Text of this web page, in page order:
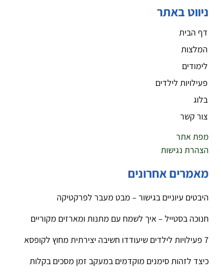
ניווט באתר
דף הבית
המלצות
לימודים
פעילויות לילדים
בלוג
צור קשר
מפת אתר
הצהרת נגישות
מאמרים אחרונים
היבטים עיוניים בגישור – מבט מעבר לפרקטיקה
חנוכה בסטייל – איך לשמח עם מתנות ומארזים מקוריים
7 פעילויות לילדים שיעודדו חשיבה יצירתית מחוץ לקופסא
כיצד לזהות סימנים מוקדמים במעקב זמן מסכים בקלות